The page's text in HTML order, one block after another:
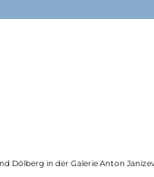
Dölberg in der Galerie Anton